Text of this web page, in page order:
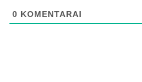
0 KOMENTARAI